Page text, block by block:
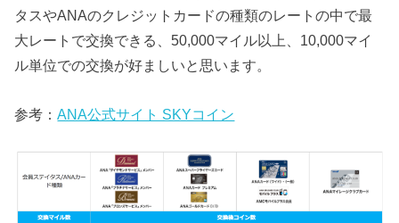
タスやANAのクレジットカードの種類のレートの中で最
大レートで交換できる、50,000マイル以上、10,000マイ
ル単位での交換が好ましいと思います。
参考：ANA公式サイト SKYコイン